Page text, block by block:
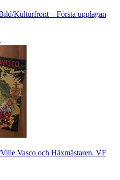
Kulturfront – Första upplagan
.
Vasco och Häxmästaren. VF